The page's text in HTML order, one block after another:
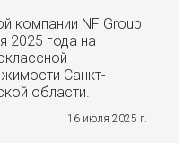
компании NF Group
2025 года на
Санкт-
области.
16 июля 2025 г.